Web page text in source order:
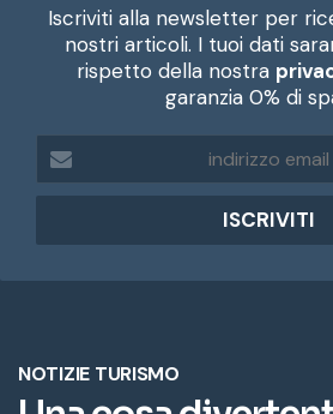
Iscriviti alla newsletter per
nostri articoli. I tuoi dati
rispetto della nostra
garanzia 0% di
d
r
e
m